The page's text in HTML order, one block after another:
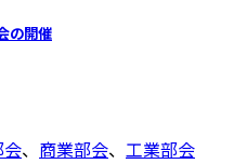
の開催
、 商業部会、 工業部会